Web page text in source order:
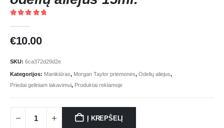
€10.00
SKU: 6ca372d29d2e
Kategorijos: Manikiūras, Morgan Taylor priemonės, Odelių aliejus,
Priedai geliniam lakavimui, Produktai reklamoje
Į KREPŠELĮ